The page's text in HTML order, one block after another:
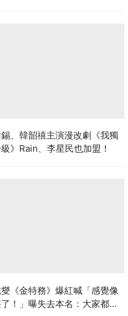
、韓韶禧主演漫改劇《我獨
》Rain、李星民也加盟！
《金特務》爆紅喊「感覺像
！」曝失去本名：大家都叫